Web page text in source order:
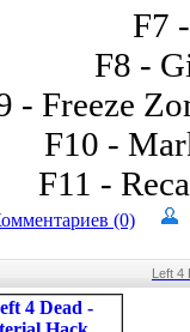
F7
F8 -
- Freeze
F10 -
F11 -
(0)
Left 4